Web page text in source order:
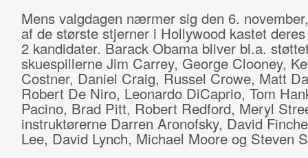
Mens valgdagen nærmer sig den 6.
af de største stjerner i Hollywood kastet
2 kandidater. Barack Obama bliver bl.a.
skuespillerne Jim Carrey, George Clooney,
Costner, Daniel Craig, Russel Crowe, Matt
Robert De Niro, Leonardo DiCaprio, Tom
Pacino, Brad Pitt, Robert Redford, Meryl
instruktørerne Darren Aronofsky, David
Lee, David Lynch, Michael Moore og Steven